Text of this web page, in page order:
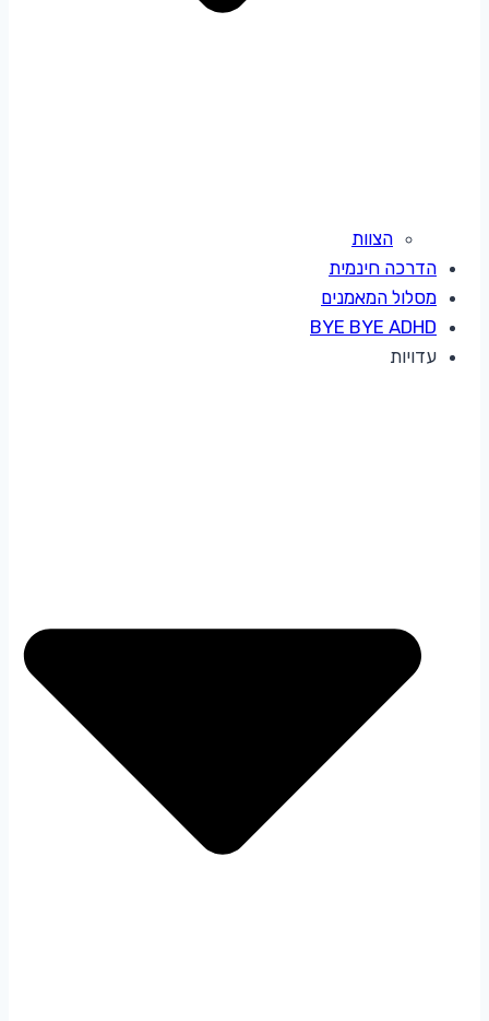
הצוות
הדרכה חינמית
מסלול המאמנים
BYE BYE ADHD
עדויות